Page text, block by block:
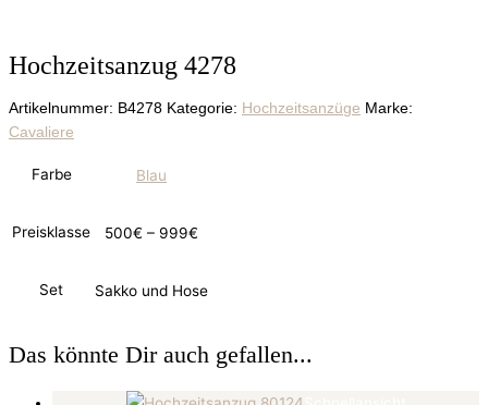
Hochzeitsanzug 4278
Artikelnummer: B4278 Kategorie: Hochzeitsanzüge Marke:
Cavaliere
Farbe Blau
Preisklasse 500€ – 999€
Set Sakko und Hose
Das könnte Dir auch gefallen...